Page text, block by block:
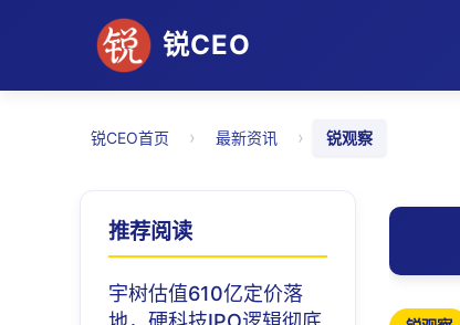
锐CEO
锐CEO首页 › 最新资讯 › 锐观察
推荐阅读
宇树估值610亿定价落